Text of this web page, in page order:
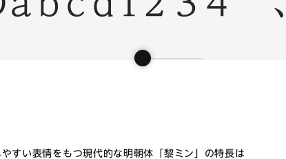
すい表情をもつ現代的な明朝体「黎ミン」の特長は